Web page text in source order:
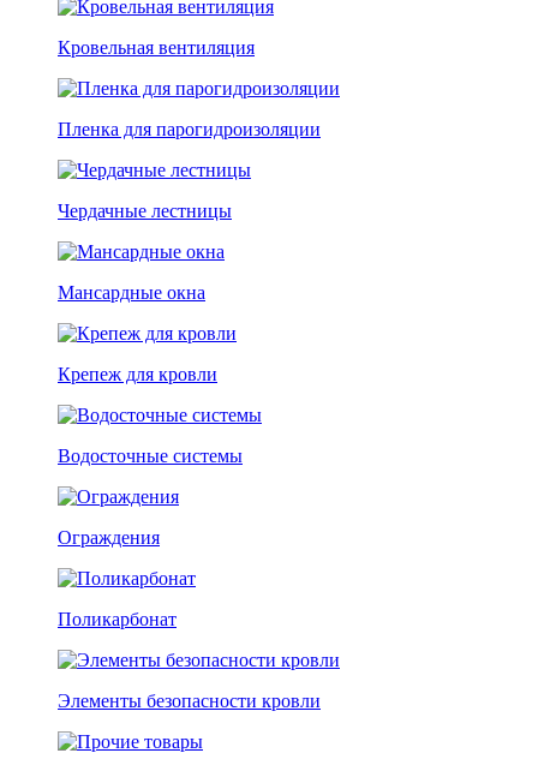
Кровельная вентиляция
Пленка для парогидроизоляции
Чердачные лестницы
Мансардные окна
Крепеж для кровли
Водосточные системы
Ограждения
Поликарбонат
Элементы безопасности кровли